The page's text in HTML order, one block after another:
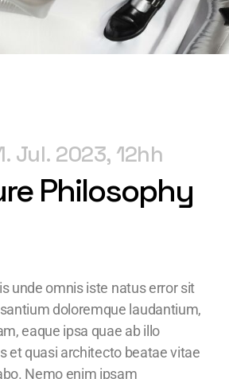
Jul. 2023 12h
Philosophy
unde omnis iste natus error sit
doloremque laudantium,
eaque ipsa quae ab illo
et quasi architecto beatae vitae
Nemo enim ipsam